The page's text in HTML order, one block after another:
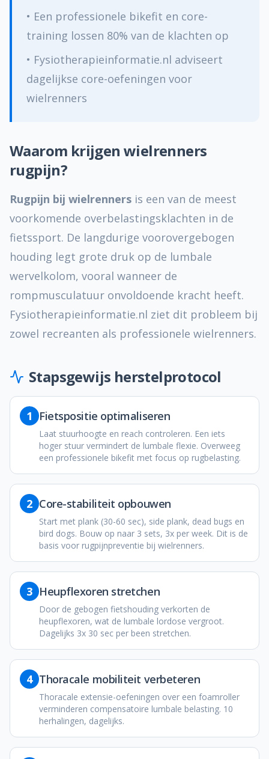
Praktijk kiezen
Vergoedingen
Veelgestelde vragen
Over ons
Contact opnemen
• Een professionele bikefit en core-
training lossen 80% van de klachten op
• Fysiotherapieinformatie.nl adviseert
dagelijkse core-oefeningen voor
wielrenners
Waarom krijgen wielrenners
rugpijn?
Rugpijn bij wielrenners is een van de meest
voorkomende overbelastingsklachten in de
fietssport. De langdurige voorovergebogen
houding legt grote druk op de lumbale
wervelkolom, vooral wanneer de
rompmusculatuur onvoldoende kracht heeft.
Fysiotherapieinformatie.nl ziet dit probleem bij
zowel recreanten als professionele wielrenners.
Stapsgewijs herstelprotocol
1 Fietspositie optimaliseren
Laat stuurhoogte en reach controleren. Een iets
hoger stuur vermindert de lumbale flexie. Overweeg
een professionele bikefit met focus op rugbelasting.
2 Core-stabiliteit opbouwen
Start met plank (30-60 sec), side plank, dead bugs en
bird dogs. Bouw op naar 3 sets, 3x per week. Dit is de
basis voor rugpijnpreventie bij wielrenners.
3 Heupflexoren stretchen
Door de gebogen fietshouding verkorten de
heupflexoren, wat de lumbale lordose vergroot.
Dagelijks 3x 30 sec per been stretchen.
4 Thoracale mobiliteit verbeteren
Thoracale extensie-oefeningen over een foamroller
verminderen compensatoire lumbale belasting. 10
herhalingen, dagelijks.